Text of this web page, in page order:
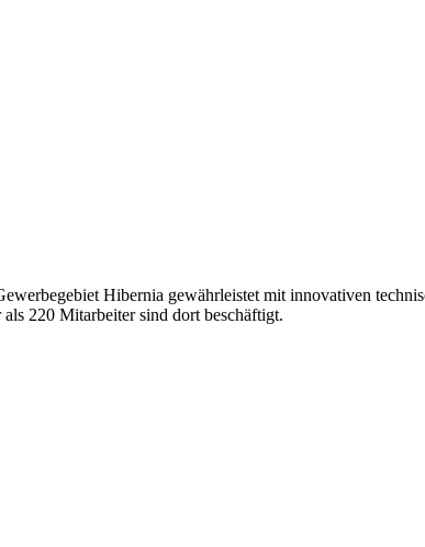
Hibernia gewährleistet mit innovativen
220 Mitarbeiter sind dort beschäftigt.